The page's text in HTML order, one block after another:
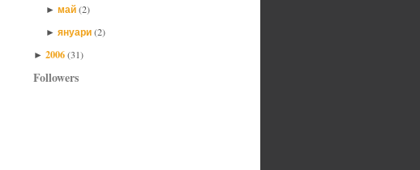
► май(2)
► януари(2)
► 2006(31)
Followers